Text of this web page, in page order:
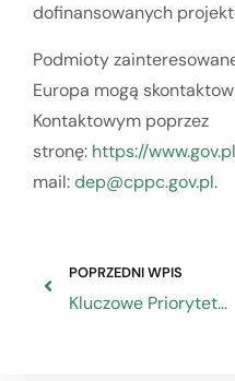
dofinansowanych
Podmioty
Europa mogą
Kontaktowym poprzez
stronę: https://
mail:dep@cppc.gov.pl.
POPRZEDNI WPIS
Kluczowe Priorytety SMEunited do Agendy Strategicznej Unii Europejskiej 2024-2029